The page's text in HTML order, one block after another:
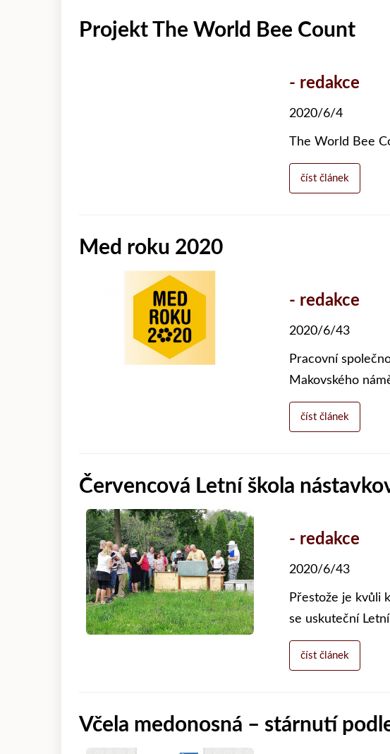
Projekt The World Bee Count
- redakce
2020/6/4
The World Bee
číst článek
Med roku 2020
- redakce
2020/6/43
Pracovní
Makovského
číst článek
Červencová Letní škola
- redakce
2020/6/43
Přestože je kvůli
se uskuteční
číst článek
Včela medonosná – stárnutí